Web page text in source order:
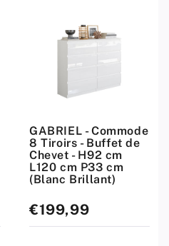
GABRIEL - Commode
8 Tiroirs - Buffet de
Chevet - H92 cm
L120 cm P33 cm
(Blanc Brillant)
Prix
standard
€199,99